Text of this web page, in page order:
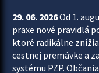
29. 06. 2026Od 1.
praxe nové pravidlá
ktoré radikálne
cestnej premávke a
systému PZP.